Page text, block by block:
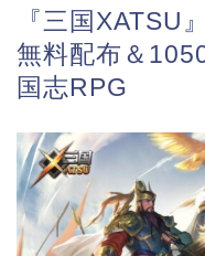
『三国XATSU
無料配布＆
国志RPG